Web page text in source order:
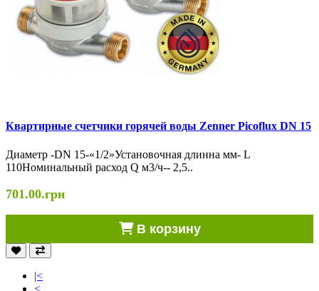
Квартирные счетчики горячей воды Zenner Picoflux DN 15
Диаметр -DN 15-«1/2»Установочная длинна мм- L
110Номинальный расход Q м3/ч-- 2,5..
701.00.грн
В корзину
|<
<